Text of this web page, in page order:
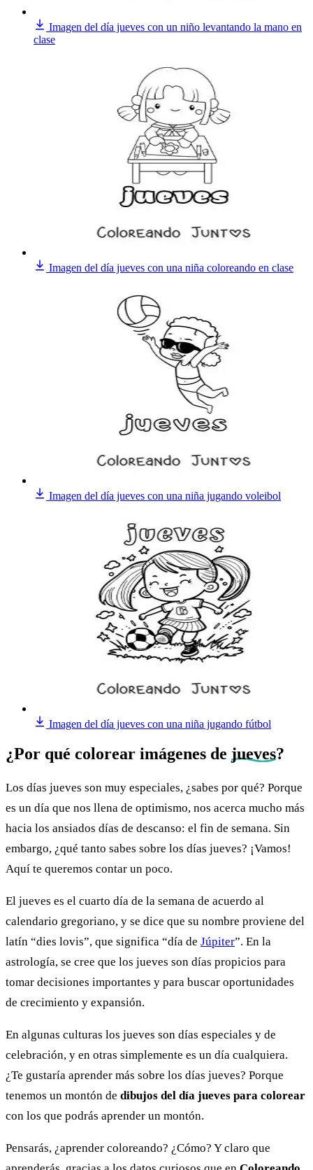
Imagen del día jueves con un niño levantando la mano en
clase
Imagen del día jueves con una niña coloreando en clase
Imagen del día jueves con una niña jugando voleibol
Imagen del día jueves con una niña jugando fútbol
¿Por qué colorear imágenes de jueves?
Los días jueves son muy especiales, ¿sabes por qué? Porque
es un día que nos llena de optimismo, nos acerca mucho más
hacia los ansiados días de descanso: el fin de semana. Sin
embargo, ¿qué tanto sabes sobre los días jueves? ¡Vamos!
Aquí te queremos contar un poco.
El jueves es el cuarto día de la semana de acuerdo al
calendario gregoriano, y se dice que su nombre proviene del
latín “dies lovis”, que significa “día de Júpiter”. En la
astrología, se cree que los jueves son días propicios para
tomar decisiones importantes y para buscar oportunidades
de crecimiento y expansión.
En algunas culturas los jueves son días especiales y de
celebración, y en otras simplemente es un día cualquiera.
¿Te gustaría aprender más sobre los días jueves? Porque
tenemos un montón de dibujos del día jueves para colorear
con los que podrás aprender un montón.
Pensarás, ¿aprender coloreando? ¿Cómo? Y claro que